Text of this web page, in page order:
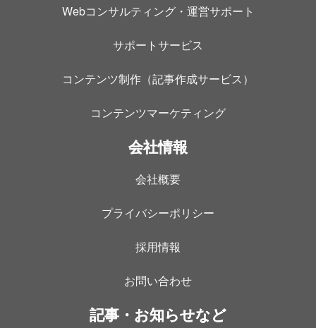
Webコンサルティング・運営サポート
サポートサービス
コンテンツ制作（記事作成サービス）
コンテンツマーケティング
会社情報
会社概要
プライバシーポリシー
採用情報
お問い合わせ
記事・お知らせなど